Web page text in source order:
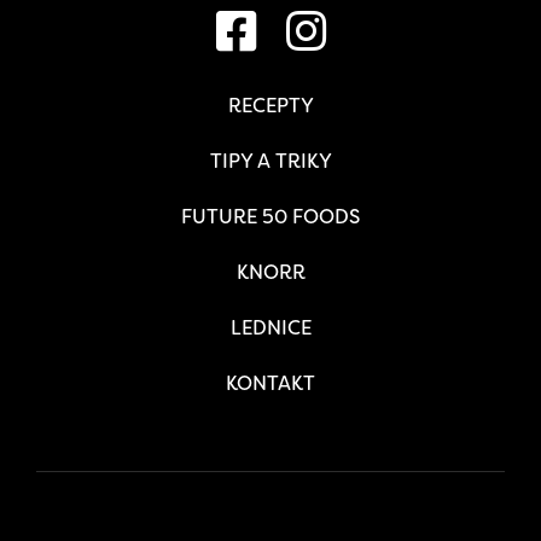
RECEPTY
TIPY A TRIKY
FUTURE 50 FOODS
KNORR
LEDNICE
KONTAKT